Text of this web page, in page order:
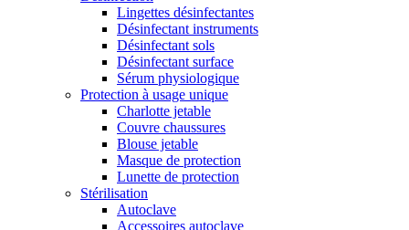
Lingettes désinfectantes
Désinfectant instruments
Désinfectant sols
Désinfectant surface
Sérum physiologique
Protection à usage unique
Charlotte jetable
Couvre chaussures
Blouse jetable
Masque de protection
Lunette de protection
Stérilisation
Autoclave
Accessoires autoclave